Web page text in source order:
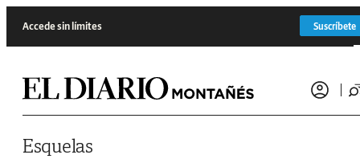
Accede sin límites Suscríbete
Esquelas